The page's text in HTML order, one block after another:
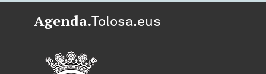
Agenda.Tolosa.eus